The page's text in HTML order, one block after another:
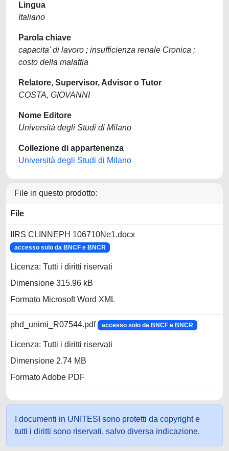
Lingua
Italiano
Parola chiave
capacita' di lavoro ; insufficienza renale Cronica ;
costo della malattia
Relatore, Supervisor, Advisor o Tutor
COSTA, GIOVANNI
Nome Editore
Università degli Studi di Milano
Collezione di appartenenza
Università degli Studi di Milano
File in questo prodotto:
File
IIRS CLINNEPH 106710Ne1.docx
accesso solo da BNCF e BNCR
Licenza: Tutti i diritti riservati
Dimensione 315.96 kB
Formato Microsoft Word XML
phd_unimi_R07544.pdf accesso solo da BNCF e BNCR
Licenza: Tutti i diritti riservati
Dimensione 2.74 MB
Formato Adobe PDF
I documenti in UNITESI sono protetti da copyright e
tutti i diritti sono riservati, salvo diversa indicazione.